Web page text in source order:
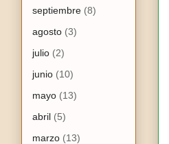
septiembre (8)
agosto (3)
julio (2)
junio (10)
mayo (13)
abril (5)
marzo (13)